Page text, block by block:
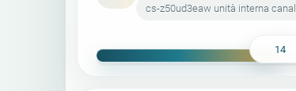
cs-z50ud3eaw unità interna
14